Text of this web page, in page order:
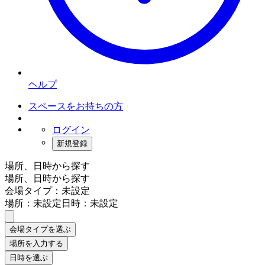
ヘルプ
スペースをお持ちの方
ログイン
新規登録
場所、日時から探す
場所、日時から探す
会場タイプ：未設定
場所：未設定日時：未設定
会場タイプを選ぶ
場所を入力する
日時を選ぶ